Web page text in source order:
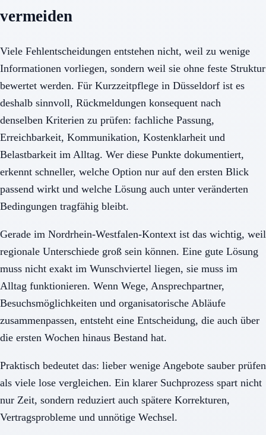
vermeiden
Viele Fehlentscheidungen entstehen nicht, weil zu wenige
Informationen vorliegen, sondern weil sie ohne feste Struktur
bewertet werden. Für Kurzzeitpflege in Düsseldorf ist es
deshalb sinnvoll, Rückmeldungen konsequent nach
denselben Kriterien zu prüfen: fachliche Passung,
Erreichbarkeit, Kommunikation, Kostenklarheit und
Belastbarkeit im Alltag. Wer diese Punkte dokumentiert,
erkennt schneller, welche Option nur auf den ersten Blick
passend wirkt und welche Lösung auch unter veränderten
Bedingungen tragfähig bleibt.
Gerade im Nordrhein-Westfalen-Kontext ist das wichtig, weil
regionale Unterschiede groß sein können. Eine gute Lösung
muss nicht exakt im Wunschviertel liegen, sie muss im
Alltag funktionieren. Wenn Wege, Ansprechpartner,
Besuchsmöglichkeiten und organisatorische Abläufe
zusammenpassen, entsteht eine Entscheidung, die auch über
die ersten Wochen hinaus Bestand hat.
Praktisch bedeutet das: lieber wenige Angebote sauber prüfen
als viele lose vergleichen. Ein klarer Suchprozess spart nicht
nur Zeit, sondern reduziert auch spätere Korrekturen,
Vertragsprobleme und unnötige Wechsel.